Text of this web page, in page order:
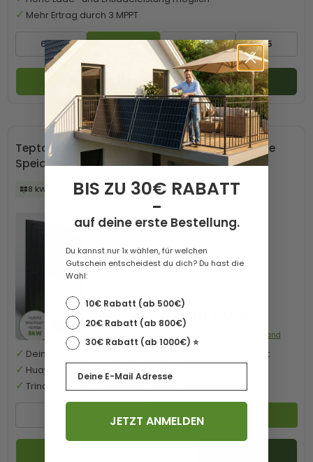
6 kW 8 kW 10 kW +5
Mehr Ertrag durch 3 MPPT
Zum Produkt
Tepto HomePremium 8 kWp Huawei PV-Anlage
Speicher erweiterbar
8 kWp monofazial
Jolywood 500 Wp
2.900,00 €*
Preis mit 0% MwSt. zzgl. Versand
Dein Set, deine Regeln - Konfigurierbar statt Festpaket
Huawei KI-gestützter Wechselrichter
Trina 465Wp oder Jolywood 500Wp
BIS ZU 30€ RABATT
-
auf deine erste Bestellung.
Du kannst nur 1x wählen, für welchen
Gutschein entscheidest du dich? Du hast die
Wahl:
10€ Rabatt (ab 500€)
20€ Rabatt (ab 800€)
30€ Rabatt (ab 1000€) ⭐️
JETZT ANMELDEN